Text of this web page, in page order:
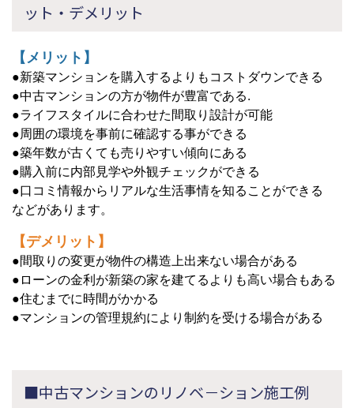
ット・デメリット
【メリット】
●新築マンションを購入するよりもコストダウンできる
●中古マンションの方が物件が豊富である.
●ライフスタイルに合わせた間取り設計が可能
●周囲の環境を事前に確認する事ができる
●築年数が古くても売りやすい傾向にある
●購入前に内部見学や外観チェックができる
●口コミ情報からリアルな生活事情を知ることができる
などがあります。
【デメリット】
●間取りの変更が物件の構造上出来ない場合がある
●ローンの金利が新築の家を建てるよりも高い場合もある
●住むまでに時間がかかる
●マンションの管理規約により制約を受ける場合がある
■中古マンションのリノベ－ション施工例